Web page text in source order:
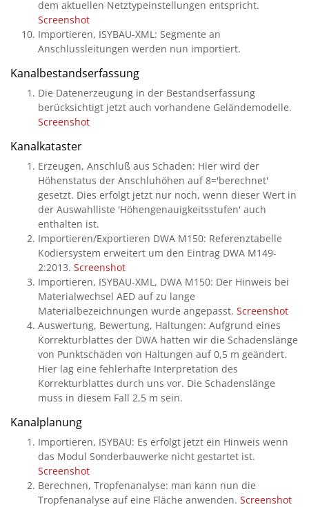
dem aktuellen Netztypeinstellungen entspricht.
Screenshot
Importieren, ISYBAU-XML: Segmente an
Anschlussleitungen werden nun importiert.
Kanalbestandserfassung
Die Datenerzeugung in der Bestandserfassung
berücksichtigt jetzt auch vorhandene Geländemodelle.
Screenshot
Kanalkataster
Erzeugen, Anschluß aus Schaden: Hier wird der
Höhenstatus der Anschluhöhen auf 8='berechnet'
gesetzt. Dies erfolgt jetzt nur noch, wenn dieser Wert in
der Auswahlliste 'Höhengenauigkeitsstufen' auch
enthalten ist.
Importieren/Exportieren DWA M150: Referenztabelle
Kodiersystem erweitert um den Eintrag DWA M149-
2:2013. Screenshot
Importieren, ISYBAU-XML, DWA M150: Der Hinweis bei
Materialwechsel AED auf zu lange
Materialbezeichnungen wurde angepasst. Screenshot
Auswertung, Bewertung, Haltungen: Aufgrund eines
Korrekturblattes der DWA hatten wir die Schadenslänge
von Punktschäden von Haltungen auf 0,5 m geändert.
Hier lag eine fehlerhafte Interpretation des
Korrekturblattes durch uns vor. Die Schadenslänge
muss in diesem Fall 2,5 m sein.
Kanalplanung
Importieren, ISYBAU: Es erfolgt jetzt ein Hinweis wenn
das Modul Sonderbauwerke nicht gestartet ist.
Screenshot
Berechnen, Tropfenanalyse: man kann nun die
Tropfenanalyse auf eine Fläche anwenden. Screenshot